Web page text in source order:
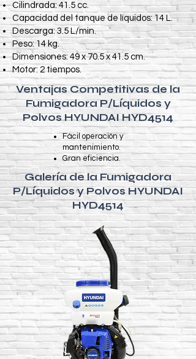
Cilindrada: 41.5 cc.
Capacidad del tanque de líquidos: 14 L.
Descarga: 3.5 L/min.
Peso: 14 kg.
Dimensiones: 49 x 70.5 x 41.5 cm.
Motor: 2 tiempos.
Ventajas Competitivas de la
Fumigadora P/Líquidos y
Polvos HYUNDAI HYD4514
Fácil operación y
mantenimiento.
Gran eficiencia.
Galería de la Fumigadora
P/Líquidos y Polvos HYUNDAI
HYD4514